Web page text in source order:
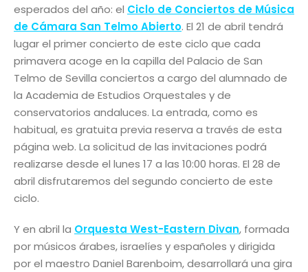
esperados del año: el Ciclo de Conciertos de Música
de Cámara San Telmo Abierto. El 21 de abril tendrá
lugar el primer concierto de este ciclo que cada
primavera acoge en la capilla del Palacio de San
Telmo de Sevilla conciertos a cargo del alumnado de
la Academia de Estudios Orquestales y de
conservatorios andaluces. La entrada, como es
habitual, es gratuita previa reserva a través de esta
página web. La solicitud de las invitaciones podrá
realizarse desde el lunes 17 a las 10:00 horas. El 28 de
abril disfrutaremos del segundo concierto de este
ciclo.
Y en abril la Orquesta West-Eastern Divan, formada
por músicos árabes, israelíes y españoles y dirigida
por el maestro Daniel Barenboim, desarrollará una gira